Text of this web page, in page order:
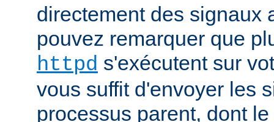
directement des signaux
pouvez remarquer que
httpd s'exécutent sur
vous suffit d'envoyer les
processus parent, dont